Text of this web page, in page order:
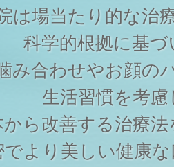
は場当たり的な治
科学的根拠に基づ
み合わせやお顔の
生活習慣を考慮
から改善する治療
でより美しい健康